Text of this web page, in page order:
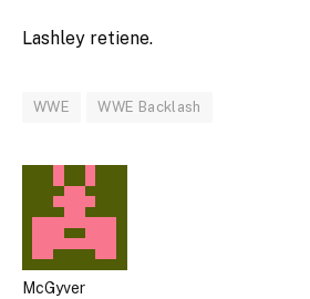
Lashley retiene.
WWE WWE Backlash
McGyver